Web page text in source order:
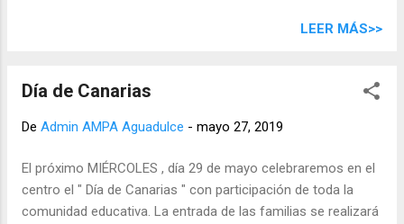
LEER MÁS>>
Día de Canarias
De Admin AMPA Aguadulce - mayo 27, 2019
El próximo MIÉRCOLES , día 29 de mayo celebraremos en el
centro el " Día de Canarias " con participación de toda la
comunidad educativa. La entrada de las familias se realizará